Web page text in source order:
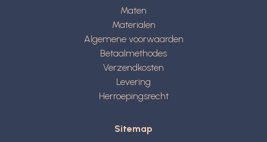
Maten
Materialen
Algemene voorwaarden
Betaalmethodes
Verzendkosten
Levering
Herroepingsrecht
Sitemap